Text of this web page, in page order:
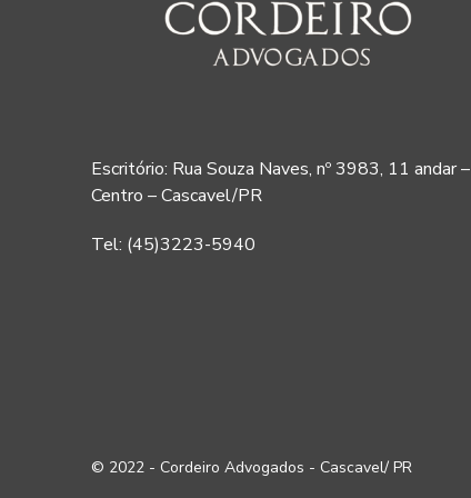
Escritório: Rua Souza Naves, nº 3983, 11 andar –
Centro – Cascavel/PR
Tel: (45)3223-5940
© 2022 - Cordeiro Advogados - Cascavel/ PR